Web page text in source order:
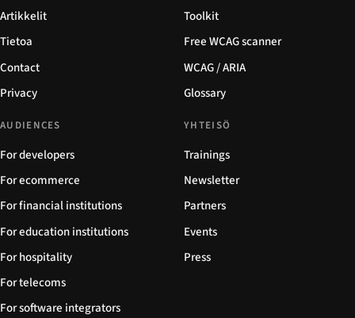
Artikkelit
Tietoa
Contact
Privacy
Toolkit
Free WCAG scanner
WCAG / ARIA
Glossary
AUDIENCES
For developers
For ecommerce
For financial institutions
For education institutions
For hospitality
For telecoms
For software integrators
YHTEISÖ
Trainings
Newsletter
Partners
Events
Press